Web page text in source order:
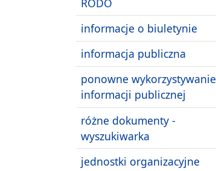
RODO
informacje o biuletynie
informacja publiczna
ponowne wykorzystywanie
informacji publicznej
różne dokumenty -
wyszukiwarka
jednostki organizacyjne